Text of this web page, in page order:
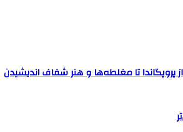
تا مغلطه‌ها و هنر شفاف اندیشیدن